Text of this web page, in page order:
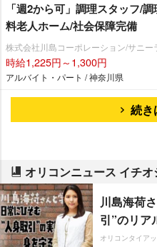
「週2から可」調理スタッフ/
料老人ホーム/社会保障完備
株式会社川島コーポレーション/サニー
時給1,225円～1,300円
アルバイト・パート / 神奈川県
続き
オリコンニュース イチ
川島海荷
引”のリア
オリコンタイア